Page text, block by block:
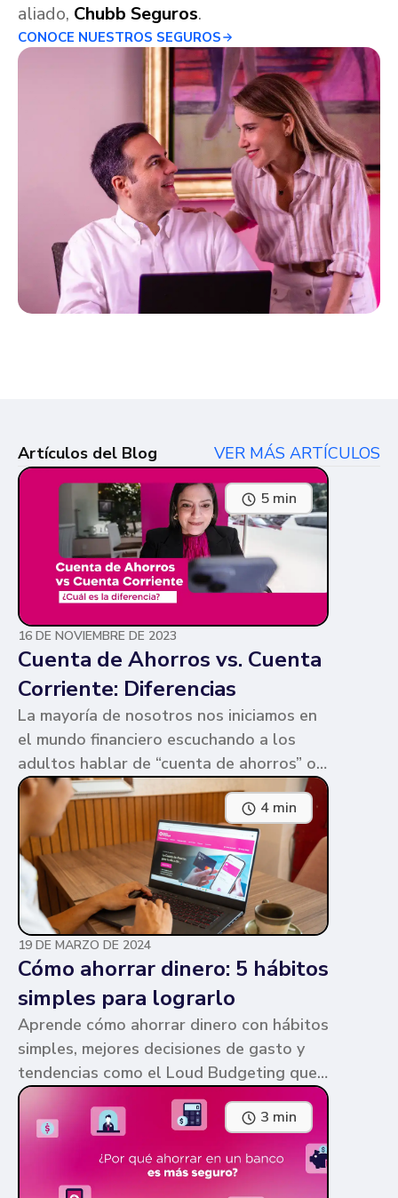
aliado, Chubb Seguros.
CONOCE NUESTROS SEGUROS
Artículos del Blog VER MÁS ARTÍCULOS
5 min
16 DE NOVIEMBRE DE 2023
Cuenta de Ahorros vs. Cuenta
Corriente: Diferencias
La mayoría de nosotros nos iniciamos en
el mundo financiero escuchando a los
adultos hablar de “cuenta de ahorros” o
“cuenta corriente”. Ambas cuentas
parecen similares y puede ser confuso,
pero te contamos en qué consiste cada
una y sus diferencias.
4 min
19 DE MARZO DE 2024
Cómo ahorrar dinero: 5 hábitos
simples para lograrlo
Aprende cómo ahorrar dinero con hábitos
simples, mejores decisiones de gasto y
tendencias como el Loud Budgeting que
pueden ayudarte a cumplir tus metas.
3 min